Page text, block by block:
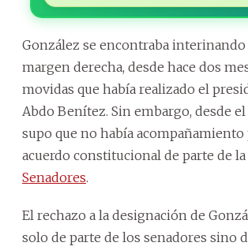
González se encontraba interinando
margen derecha, desde hace dos
movidas que había realizado el
Abdo Benítez. Sin embargo, desde
supo que no había acompañamiento
acuerdo constitucional de parte de la
Senadores.
El rechazo a la designación de
solo de parte de los senadores sino